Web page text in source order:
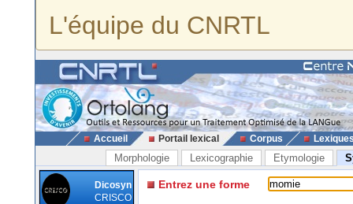
L'équipe du CNRTL
Accueil Portail lexical Corpus
Morphologie Lexicographie Etymologie
Dicosyn
CRISCO
Entrez une forme